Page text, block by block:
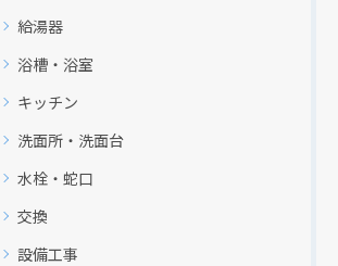
給湯器
浴槽・浴室
キッチン
洗面所・洗面台
水栓・蛇口
交換
設備工事